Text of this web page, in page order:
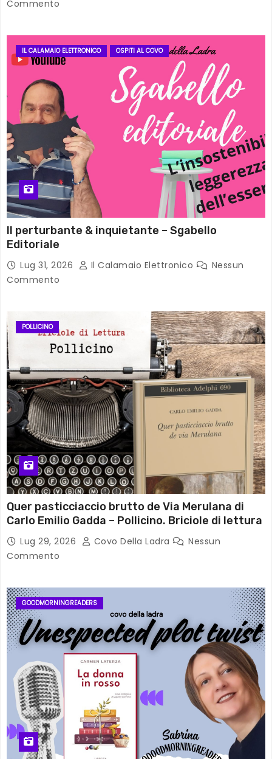
Commento
IL CALAMAIO ELETTRONICO OSPITI AL COVO
Il perturbante & inquietante – Sgabello
Editoriale
Lug 31, 2026 Il Calamaio Elettronico
Nessun
Commento
POLLICINO
Quer pasticciaccio brutto de Via Merulana di
Carlo Emilio Gadda – Pollicino. Briciole di lettura
Lug 29, 2026 Covo Della Ladra
Nessun
Commento
GOODMORNINGREADERS